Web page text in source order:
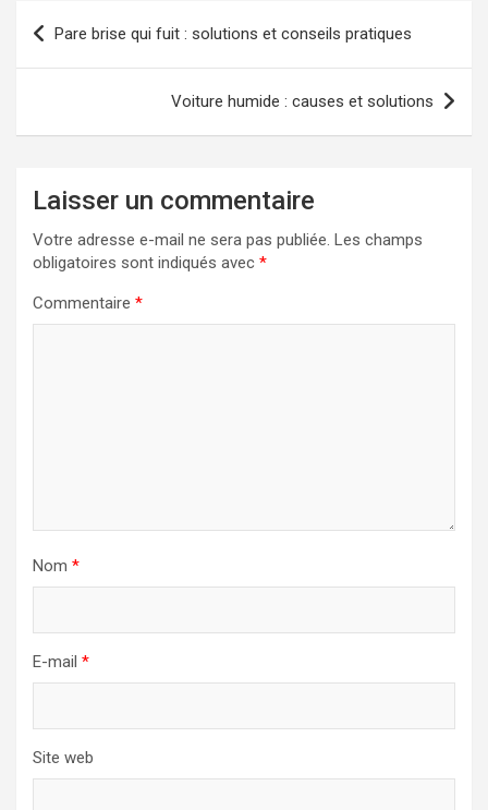
Navigation
de
Pare brise qui fuit : solutions et conseils pratiques
Voiture humide : causes et solutions
Laisser un commentaire
Votre adresse e-mail ne sera pas publiée. Les champs
obligatoires sont indiqués avec *
Commentaire *
Nom *
E-mail *
Site web